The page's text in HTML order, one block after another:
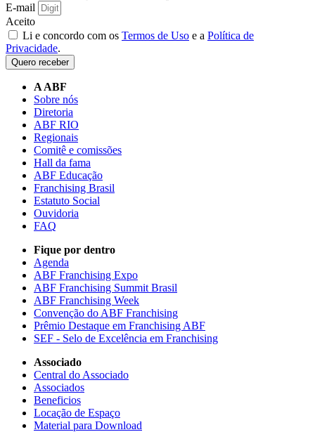
E-mail
Aceito
Li e concordo com os Termos de Uso e a Política de
Privacidade.
Quero receber
A ABF
Sobre nós
Diretoria
ABF RIO
Regionais
Comitê e comissões
Hall da fama
ABF Educação
Franchising Brasil
Estatuto Social
Ouvidoria
FAQ
Fique por dentro
Agenda
ABF Franchising Expo
ABF Franchising Summit Brasil
ABF Franchising Week
Convenção do ABF Franchising
Prêmio Destaque em Franchising ABF
SEF - Selo de Excelência em Franchising
Associado
Central do Associado
Associados
Beneficios
Locação de Espaço
Material para Download